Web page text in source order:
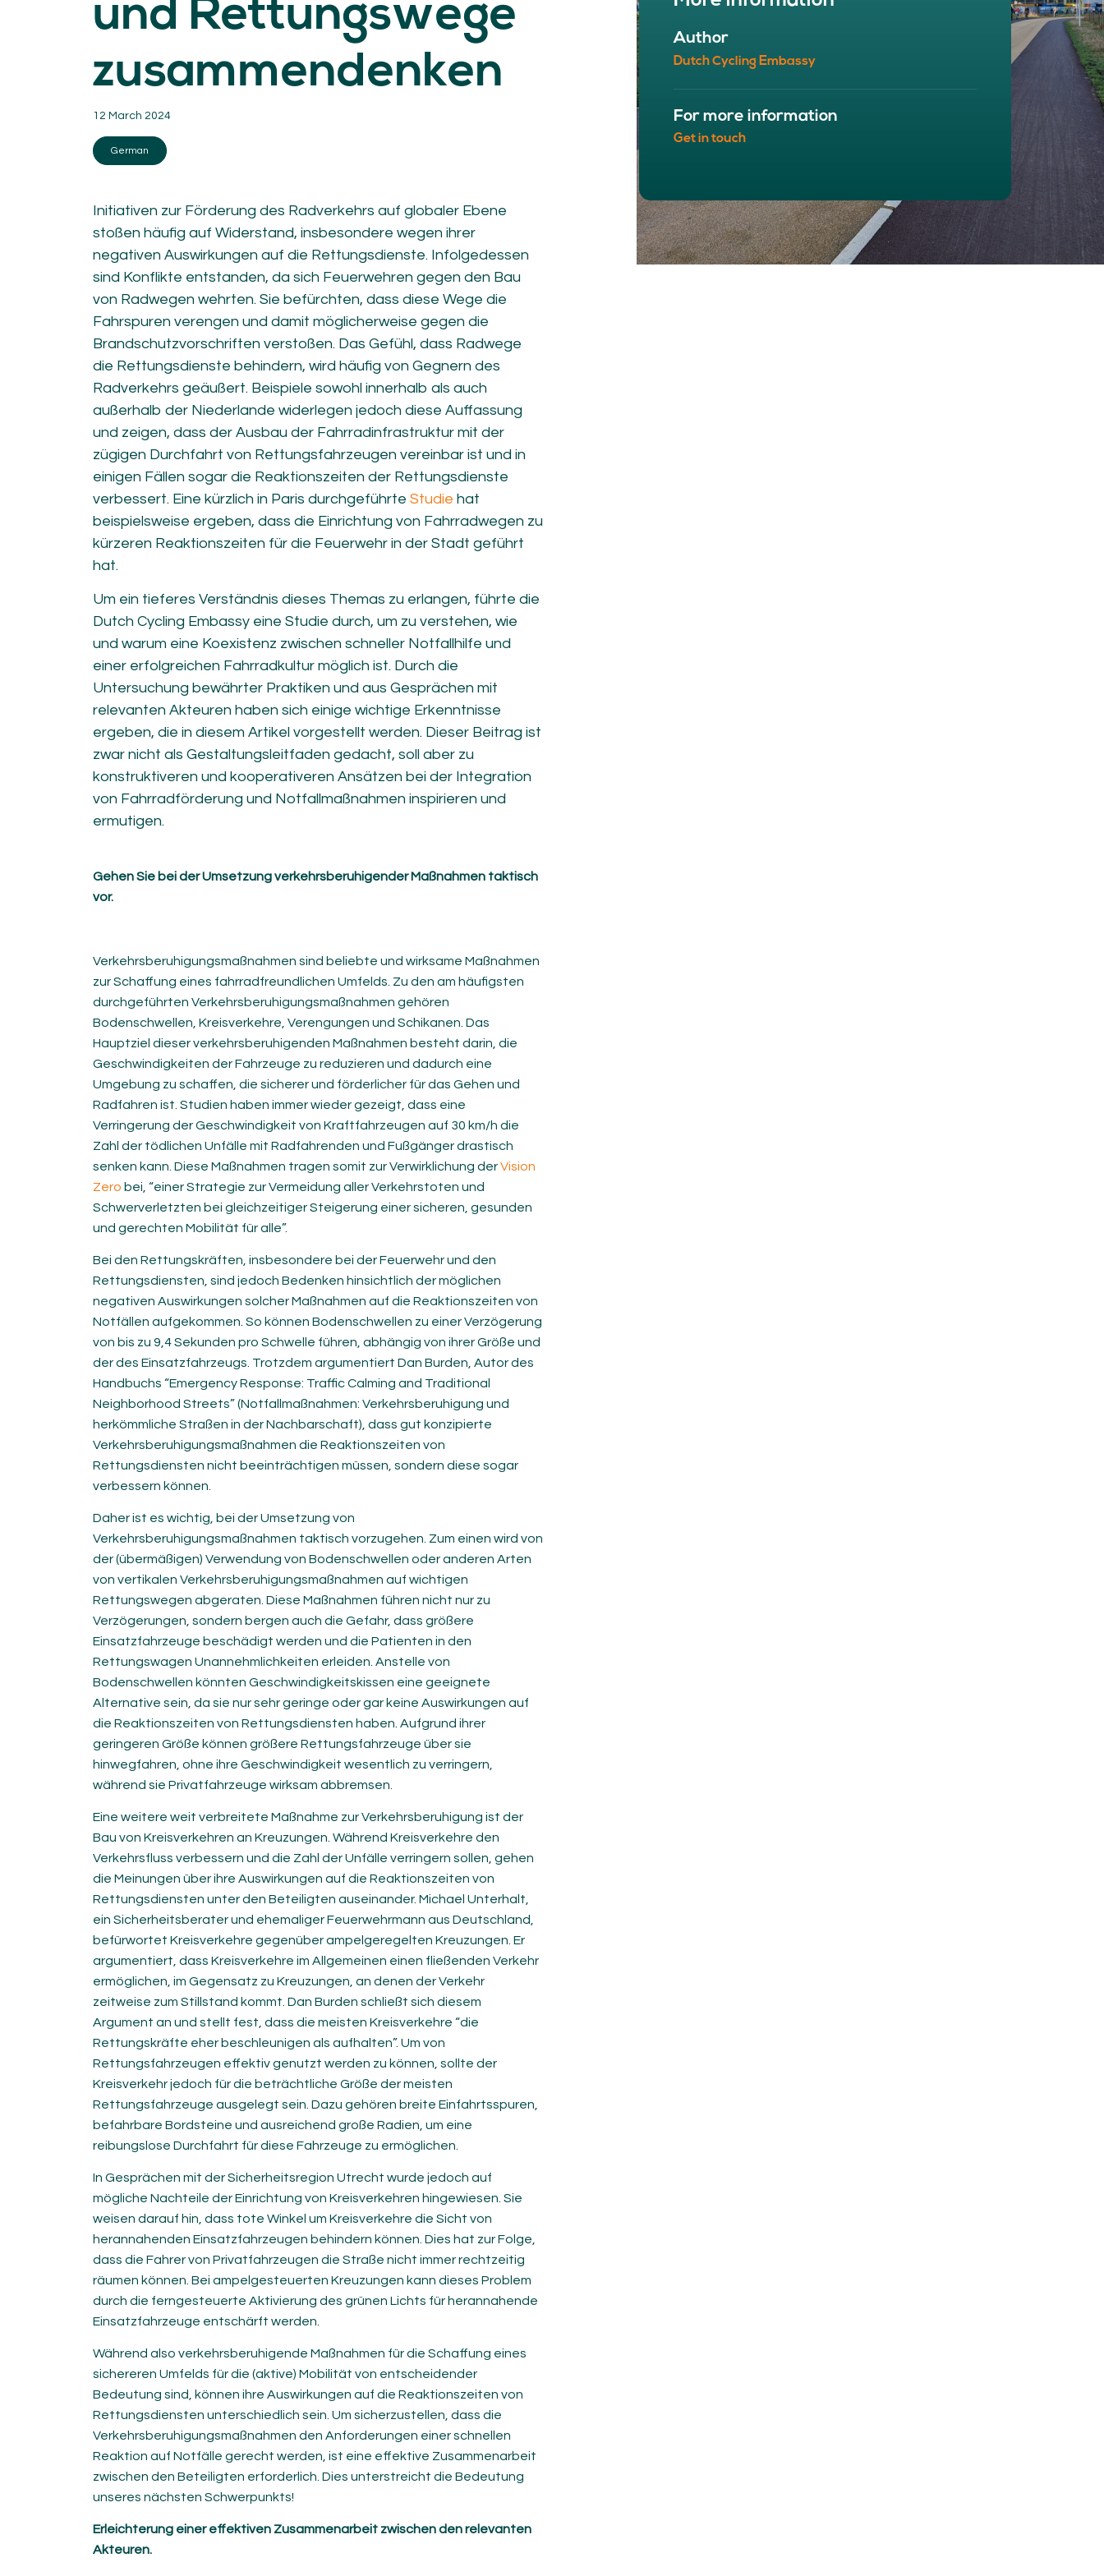
KNOWLEDGE
Cycling News
Downloads
General
Podcasts
NETWORK
Participants
Cycling Experts
Join the Network
Our organisation
Our board
07. 08.
Contact
und Rettungswege
zusammendenken
12 March 2024
German
Initiativen zur Förderung des Radverkehrs auf globaler Ebene
stoßen häufig auf Widerstand, insbesondere wegen ihrer
negativen Auswirkungen auf die Rettungsdienste. Infolgedess­en
sind Konflikte entstanden, da sich Feuerwehren gegen den Bau
von Radwegen wehrten. Sie befürchten, dass diese Wege die
Fahrspuren verengen und damit möglicherweise gegen die
Brandschutzvorschriften verstoßen. Das Gefühl, dass Radwege
die Rettungsdienste behindern, wird häufig von Gegnern des
Radverkehrs geäußert. Beispiele sowohl innerhalb als auch
außerhalb der Niederlande widerlegen jedoch diese Auffassung
und zeigen, dass der Ausbau der Fahrradinfrastruktur mit der
zügigen Durchfahrt von Rettungsfahrzeugen vereinbar ist und in
einigen Fällen sogar die Reaktionszeiten der Rettungsdienste
verbessert. Eine kürzlich in Paris durchgeführte Studie hat
beispielsweise ergeben, dass die Einrichtung von Fahrradwegen zu
kürzeren Reaktionszeiten für die Feuerwehr in der Stadt geführt
hat.
Um ein tieferes Verständnis dieses Themas zu erlangen, führte die
Dutch Cycling Embassy eine Studie durch, um zu verstehen, wie
und warum eine Koexistenz zwischen schneller Notfallhilfe und
einer erfolgreichen Fahrradkultur möglich ist. Durch die
Untersuchung bewährter Praktiken und aus Gesprächen mit
relevanten Akteuren haben sich einige wichtige Erkenntnisse
ergeben, die in diesem Artikel vorgestellt werden. Dieser Beitrag ist
zwar nicht als Gestaltungsleitfaden gedacht, soll aber zu
konstruktiveren und kooperativeren Ansätzen bei der Integration
von Fahrradförderung und Notfallmaßnahmen inspirieren und
ermutigen.
Gehen Sie bei der Umsetzung verkehrsberuhigender Maßnahmen taktisch
vor.
Verkehrsberuhigungsmaßnahmen sind beliebte und wirksame Maßnahmen
zur Schaffung eines fahrradfreundlichen Umfelds. Zu den am häufigsten
durchgeführten Verkehrsberuhigungsmaßnahmen gehören
Bodenschwellen, Kreisverkehre, Verengungen und Schikanen. Das
Hauptziel dieser verkehrsberuhigenden Maßnahmen besteht darin, die
Geschwindigkeiten der Fahrzeuge zu reduzieren und dadurch eine
Umgebung zu schaffen, die sicherer und förderlicher für das Gehen und
Radfahren ist. Studien haben immer wieder gezeigt, dass eine
Verringerung der Geschwindigkeit von Kraftfahrzeugen auf 30 km/h die
Zahl der tödlichen Unfälle mit Radfahrenden und Fußgänger drastisch
senken kann. Diese Maßnahmen tragen somit zur Verwirklichung derVision
Zero bei, “einer Strategie zur Vermeidung aller Verkehrstoten und
Schwerverletzten bei gleichzeitiger Steigerung einer sicheren, gesunden
und gerechten Mobilität für alle”.
Bei den Rettungskräften, insbesondere bei der Feuerwehr und den
Rettungsdiensten, sind jedoch Bedenken hinsichtlich der möglichen
negativen Auswirkungen solcher Maßnahmen auf die Reaktionszeiten von
Notfällen aufgekommen. So können Bodenschwellen zu einer Verzögerung
von bis zu 9,4 Sekunden pro Schwelle führen, abhängig von ihrer Größe und
der des Einsatzfahrzeugs. Trotzdem argumentiert Dan Burden, Autor des
Handbuchs “Emergency Response: Traffic Calming and Traditional
Neighborhood Streets” (Notfallmaßnahmen: Verkehrsberuhigung und
herkömmliche Straßen in der Nachbarschaft), dass gut konzipierte
Verkehrsberuhigungsmaßnahmen die Reaktionszeiten von
Rettungsdiensten nicht beeinträchtigen müssen, sondern diese sogar
verbessern können.
Daher ist es wichtig, bei der Umsetzung von
Verkehrsberuhigungsmaßnahmen taktisch vorzugehen. Zum einen wird von
der (übermäßigen) Verwendung von Bodenschwellen oder anderen Arten
von vertikalen Verkehrsberuhigungsmaßnahmen auf wichtigen
Rettungswegen abgeraten. Diese Maßnahmen führen nicht nur zu
Verzögerungen, sondern bergen auch die Gefahr, dass größere
Einsatzfahrzeuge beschädigt werden und die Patienten in den
Rettungswagen Unannehmlichkeiten erleiden. Anstelle von
Bodenschwellen könnten Geschwindigkeitskissen eine geeignete
Alternative sein, da sie nur sehr geringe oder gar keine Auswirkungen auf
die Reaktionszeiten von Rettungsdiensten haben. Aufgrund ihrer
geringeren Größe können größere Rettungsfahrzeuge über sie
hinwegfahren, ohne ihre Geschwindigkeit wesentlich zu verringern,
während sie Privatfahrzeuge wirksam abbremsen.
Eine weitere weit verbreitete Maßnahme zur Verkehrsberuhigung ist der
Bau von Kreisverkehren an Kreuzungen. Während Kreisverkehre den
Verkehrsfluss verbessern und die Zahl der Unfälle verringern sollen, gehen
die Meinungen über ihre Auswirkungen auf die Reaktionszeiten von
Rettungsdiensten unter den Beteiligten auseinander. Michael Unterhalt,
ein Sicherheitsberater und ehemaliger Feuerwehrmann aus Deutschland,
befürwortet Kreisverkehre gegenüber ampelgeregelten Kreuzungen. Er
argumentiert, dass Kreisverkehre im Allgemeinen einen fließenden Verkehr
ermöglichen, im Gegensatz zu Kreuzungen, an denen der Verkehr
zeitweise zum Stillstand kommt. Dan Burden schließt sich diesem
Argument an und stellt fest, dass die meisten Kreisverkehre “die
Rettungskräfte eher beschleunigen als aufhalten”. Um von
Rettungsfahrzeugen effektiv genutzt werden zu können, sollte der
Kreisverkehr jedoch für die beträchtliche Größe der meisten
Rettungsfahrzeuge ausgelegt sein. Dazu gehören breite Einfahrtsspuren,
befahrbare Bordsteine und ausreichend große Radien, um eine
reibungslose Durchfahrt für diese Fahrzeuge zu ermöglichen.
In Gesprächen mit der Sicherheitsregion Utrecht wurde jedoch auf
mögliche Nachteile der Einrichtung von Kreisverkehren hingewiesen. Sie
weisen darauf hin, dass tote Winkel um Kreisverkehre die Sicht von
herannahenden Einsatzfahrzeugen behindern können. Dies hat zur Folge,
dass die Fahrer von Privatfahrzeugen die Straße nicht immer rechtzeitig
räumen können. Bei ampelgesteuerten Kreuzungen kann dieses Problem
durch die ferngesteuerte Aktivierung des grünen Lichts für herannahende
Einsatzfahrzeuge entschärft werden.
Während also verkehrsberuhigende Maßnahmen für die Schaffung eines
sichereren Umfelds für die (aktive) Mobilität von entscheidender
Bedeutung sind, können ihre Auswirkungen auf die Reaktionszeiten von
Rettungsdiensten unterschiedlich sein. Um sicherzustellen, dass die
Verkehrsberuhigungsmaßnahmen den Anforderungen einer schnellen
Reaktion auf Notfälle gerecht werden, ist eine effektive Zusammenarbeit
zwischen den Beteiligten erforderlich. Dies unterstreicht die Bedeutung
unseres nächsten Schwerpunkts!
Erleichterung einer effektiven Zusammenarbeit zwischen den relevanten
Akteuren.
Author
Dutch Cycling Embassy
For more information
Get in touch